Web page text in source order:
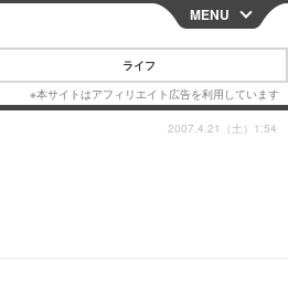
CLOSE
MENU
ライフ
2007.4.21（土）1:54